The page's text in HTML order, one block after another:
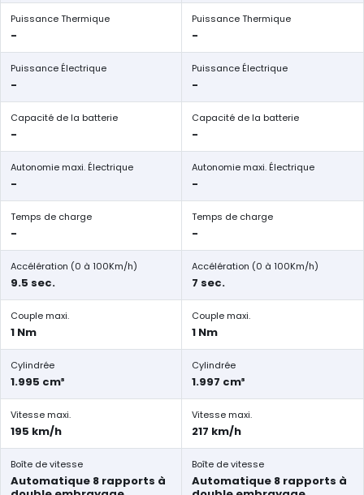
Puissance Thermique
-
Puissance Thermique
-
Puissance Électrique
-
Puissance Électrique
-
Capacité de la batterie
-
Capacité de la batterie
-
Autonomie maxi. Électrique
-
Autonomie maxi. Électrique
-
Temps de charge
-
Temps de charge
-
Accélération (0 à 100Km/h)
9.5 sec.
Accélération (0 à 100Km/h)
7 sec.
Couple maxi.
1 Nm
Couple maxi.
1 Nm
Cylindrée
1.995 cm³
Cylindrée
1.997 cm³
Vitesse maxi.
195 km/h
Vitesse maxi.
217 km/h
Boîte de vitesse
Automatique 8 rapports à
Boîte de vitesse
Automatique 8 rapports à